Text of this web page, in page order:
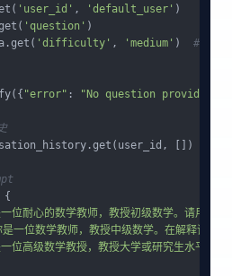
'user_id' , 'default_user' )
'question' )
'difficulty' , 'medium' ) # 可选
"error" : "No question provided"
[])
{
位耐心的数学教师，教授初级数学。请用简
是一位数学教师，教授中级数学。在解释证明
位高级数学教授，教授大学或研究生水平的